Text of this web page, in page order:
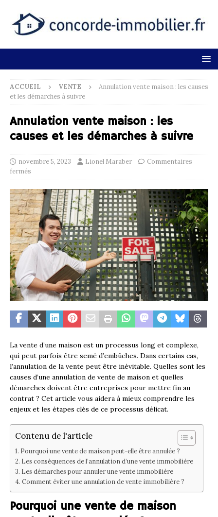
ACCUEIL VENTE
Annulation vente maison : les causes
et les démarches à suivre
Annulation vente maison : les
causes et les démarches à suivre
novembre 5, 2023 Lionel Maraber
Commentaires
fermés
La vente d’une maison est un processus long et complexe,
qui peut parfois être semé d’embûches. Dans certains cas,
l’annulation de la vente peut être inévitable. Quelles sont les
causes d’une annulation de vente de maison et quelles
démarches doivent être entreprises pour mettre fin au
contrat ? Cet article vous aidera à mieux comprendre les
enjeux et les étapes clés de ce processus délicat.
Contenu de l'article
Pourquoi une vente de maison peut-elle être annulée ?
Les conséquences de l’annulation d’une vente immobilière
Les démarches pour annuler une vente immobilière
Comment éviter une annulation de vente immobilière ?
Pourquoi une vente de maison